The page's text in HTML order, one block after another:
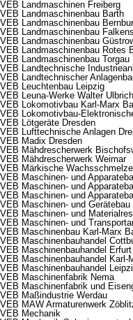
VEB Landmaschinen Freiberg
VEB Landmaschinenbau Barth
VEB Landmaschinenbau
VEB Landmaschinenbau
VEB Landmaschinenbau
VEB Landmaschinenbau Rotes
VEB Landmaschinenbau Torgau
VEB Landtechnische
VEB Landtechnischer
VEB Leuchtenbau Leipzig
VEB Leuna-Werke Walter
VEB Lokomotivbau Karl-Marx
VEB Lokomotivbau-
VEB Lötgeräte Dresden
VEB Lufttechnische Anlagen
VEB Madix Dresden
VEB Mähdrescherwerk
VEB Mähdrescherwerk Weimar
VEB Märkische Wachsschmelze
VEB Maschinen- und
VEB Maschinen- und
VEB Maschinen- und
VEB Maschinen- und Gerätebau
VEB Maschinen- und
VEB Maschinen- und
VEB Maschinenbau Karl-Marx
VEB Maschinenbauhandel
VEB Maschinenbauhandel Erfurt
VEB Maschinenbauhandel Karl-
VEB Maschinenbauhandel
VEB Maschinenfabrik Nema
VEB Maschinenfabrik und
VEB Maßindustrie Werdau
VEB MAW Armaturenwerk
VEB Mechanik